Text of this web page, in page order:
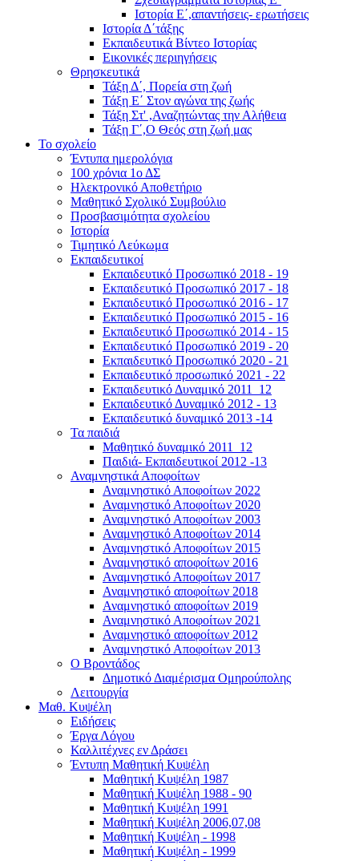
Ιστορία Ε΄,απαντήσεις- ερωτήσεις
Ιστορία Δ΄τάξης
Εκπαιδευτικά Βίντεο Ιστορίας
Εικονικές περιηγήσεις
Θρησκευτικά
Τάξη Δ΄, Πορεία στη ζωή
Τάξη Ε΄ Στον αγώνα της ζωής
Τάξη Στ' ,Αναζητώντας την Αλήθεια
Τάξη Γ΄,Ο Θεός στη ζωή μας
Το σχολείο
Έντυπα ημερολόγια
100 χρόνια 1ο ΔΣ
Ηλεκτρονικό Αποθετήριο
Μαθητικό Σχολικό Συμβούλιο
Προσβασιμότητα σχολείου
Ιστορία
Τιμητικό Λεύκωμα
Εκπαιδευτικοί
Εκπαιδευτικό Προσωπικό 2018 - 19
Εκπαιδευτικό Προσωπικό 2017 - 18
Εκπαιδευτικό Προσωπικό 2016 - 17
Εκπαιδευτικό Προσωπικό 2015 - 16
Εκπαιδευτικό Προσωπικό 2014 - 15
Εκπαιδευτικό Προσωπικό 2019 - 20
Εκπαιδευτικό Προσωπικό 2020 - 21
Εκπαιδευτικό προσωπικό 2021 - 22
Εκπαιδευτικό Δυναμικό 2011_12
Εκπαιδευτικό Δυναμικό 2012 - 13
Εκπαιδευτικό δυναμικό 2013 -14
Τα παιδιά
Μαθητικό δυναμικό 2011_12
Παιδιά- Εκπαιδευτικοί 2012 -13
Αναμνηστικά Αποφοίτων
Αναμνηστικό Αποφοίτων 2022
Αναμνηστικό Αποφοίτων 2020
Αναμνηστικό Αποφοίτων 2003
Αναμνηστικό Αποφοίτων 2014
Αναμνηστικό Αποφοίτων 2015
Αναμνηστικό αποφοίτων 2016
Αναμνηστικό Αποφοίτων 2017
Αναμνηστικό αποφοίτων 2018
Αναμνηστικό αποφοίτων 2019
Αναμνηστικό Αποφοίτων 2021
Αναμνηστικό αποφοίτων 2012
Αναμνηστικό Αποφοίτων 2013
Ο Βροντάδος
Δημοτικό Διαμέρισμα Ομηρούπολης
Λειτουργία
Μαθ. Κυψέλη
Ειδήσεις
Έργα Λόγου
Καλλιτέχνες εν Δράσει
Έντυπη Μαθητική Κυψέλη
Μαθητική Κυψέλη 1987
Μαθητική Κυψέλη 1988 - 90
Μαθητική Κυψέλη 1991
Μαθητική Κυψέλη 2006,07,08
Μαθητική Κυψέλη - 1998
Μαθητική Κυψέλη - 1999